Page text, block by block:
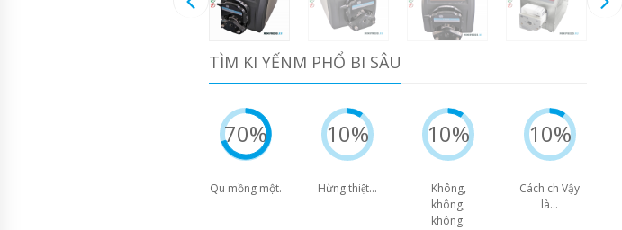
TÌM KI YẾNM PHỔ BI SÂU
70%
Qu mồng một.
10%
Hừng thiệt...
10%
Không,
không,
không.
10%
Cách ch Vậy
là...